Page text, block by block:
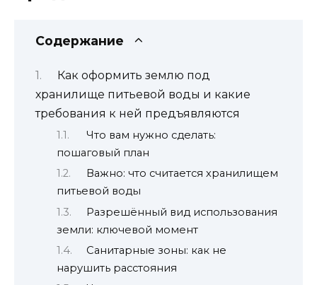
Содержание
Как оформить землю под
хранилище питьевой воды и какие
требования к ней предъявляются
Что вам нужно сделать:
пошаговый план
Важно: что считается хранилищем
питьевой воды
Разрешённый вид использования
земли: ключевой момент
Санитарные зоны: как не
нарушить расстояния